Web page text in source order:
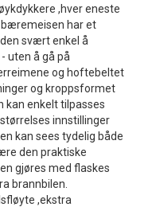
,hver eneste
bæremeisen har et
svært enkel å
uten å gå på
og hoftebeltet
og kroppsformet
enkelt tilpasses
innstillinger
kan sees tydelig både
den praktiske
gjøres med flaskes
brannbilen.
,ekstra